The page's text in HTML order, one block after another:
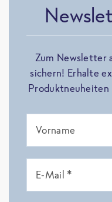
Zum Newsletter
sichern! Erhalte
Produktneuheiten
Vorname
E-Mail *